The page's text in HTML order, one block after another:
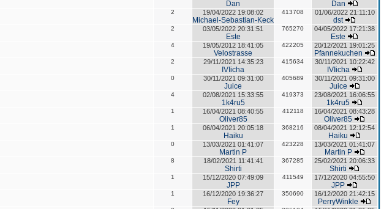
Dan Dan
2 19/04/2022 19:08:02
Michael-Sebastian-Keck
413708 01/06/2022 21:11:10
dst
2 03/05/2022 20:31:51
Este
765270 04/05/2022 17:21:38
Este
4 19/05/2012 18:41:05
Velostrasse
422205 20/12/2021 19:01:25
Pfannekuchen
2 29/11/2021 14:35:23
IVIicha
415634 30/11/2021 10:22:42
IVIicha
0 30/11/2021 09:31:00
Juice
405689 30/11/2021 09:31:00
Juice
4 02/08/2021 15:33:55
1k4ru5
419373 23/08/2021 16:06:55
1k4ru5
1 16/04/2021 08:40:55
Oliver85
412118 16/04/2021 08:43:28
Oliver85
1 06/04/2021 20:05:18
Haiku
368216 08/04/2021 12:12:54
Haiku
0 13/03/2021 01:41:07
Martin P
423228 13/03/2021 01:41:07
Martin P
8 18/02/2021 11:41:41
Shirti
367285 25/02/2021 20:06:33
Shirti
1 15/12/2020 07:49:09
JPP
411549 17/12/2020 04:55:50
JPP
1 16/12/2020 19:36:27
Fey
350690 16/12/2020 21:42:15
PerryWinkle